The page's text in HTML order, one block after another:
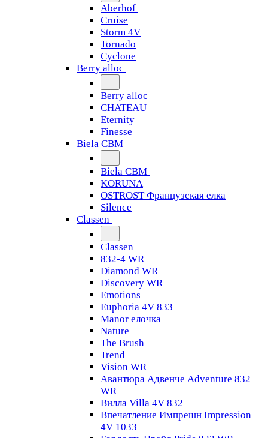
Aberhof
Cruise
Storm 4V
Tornado
Сyclone
Berry alloc
Berry alloc
CHATEAU
Eternity
Finesse
Biela CBM
Biela CBM
KORUNA
OSTROST Французская елка
Silence
Classen
Classen
832-4 WR
Diamond WR
Discovery WR
Emotions
Euphoria 4V 833
Manor елочка
Nature
The Brush
Trend
Vision WR
Авантюра Адвенче Adventure 832
WR
Вилла Villa 4V 832
Впечатление Импрешн Impression
4V 1033